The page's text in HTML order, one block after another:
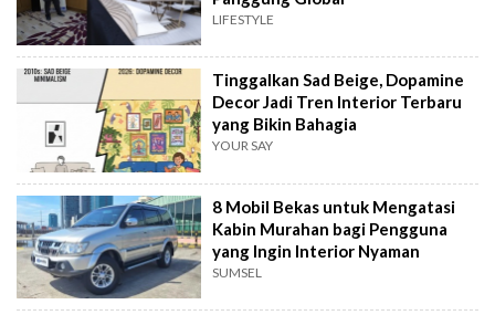
LIFESTYLE
Tinggalkan Sad Beige, Dopamine
Decor Jadi Tren Interior Terbaru
yang Bikin Bahagia
YOUR SAY
8 Mobil Bekas untuk Mengatasi
Kabin Murahan bagi Pengguna
yang Ingin Interior Nyaman
SUMSEL